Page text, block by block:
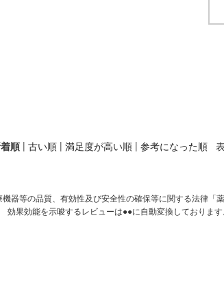
順 | 古い順 | 満足度が高い順 | 参考になった順
器等の品質、有効性及び安全性の確保等に関する法律「
効果効能を示唆するレビューは●●に自動変換しております